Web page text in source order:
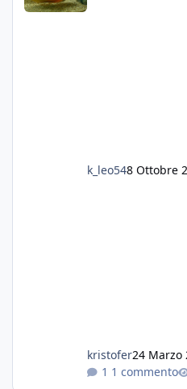
k_leo548 Ottobre
kristofer24 Marzo
1 commento